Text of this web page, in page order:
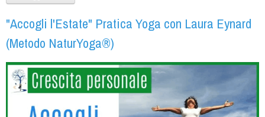
"Accogli l'Estate" Pratica Yoga con Laura Eynard
(Metodo NaturYoga®)